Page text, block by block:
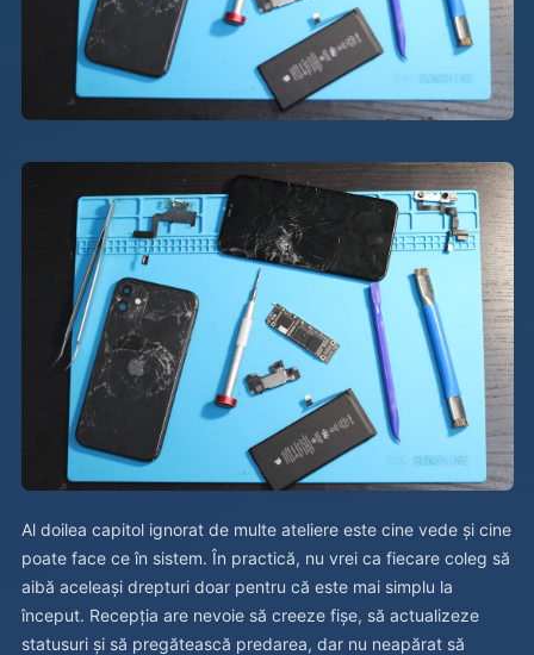
Al doilea capitol ignorat de multe ateliere este cine vede și cine
poate face ce în sistem. În practică, nu vrei ca fiecare coleg să
aibă aceleași drepturi doar pentru că este mai simplu la
început. Recepția are nevoie să creeze fișe, să actualizeze
statusuri și să pregătească predarea, dar nu neapărat să